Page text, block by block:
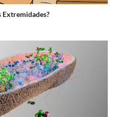
Extremidades?